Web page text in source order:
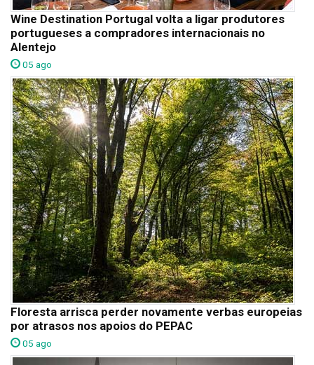
Wine Destination Portugal volta a ligar produtores
portugueses a compradores internacionais no
Alentejo
05 ago
Floresta arrisca perder novamente verbas europeias
por atrasos nos apoios do PEPAC
05 ago